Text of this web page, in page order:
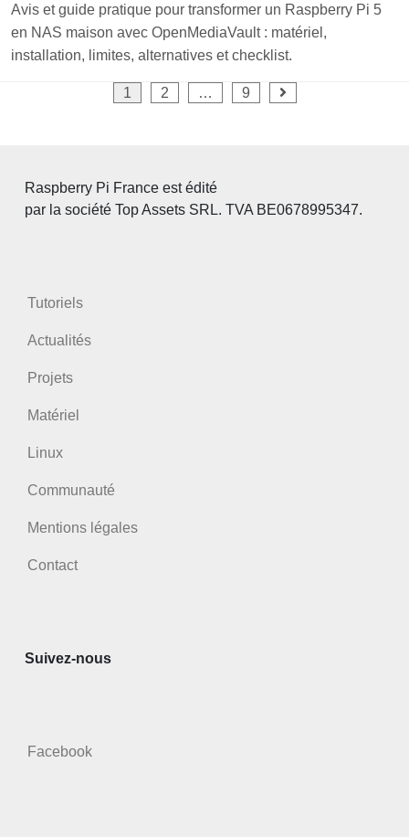
Avis et guide pratique pour transformer un Raspberry Pi 5
en NAS maison avec OpenMediaVault : matériel,
installation, limites, alternatives et checklist.
1 2 … 9
Raspberry Pi France est édité
par la société Top Assets SRL. TVA BE0678995347.
Tutoriels
Actualités
Projets
Matériel
Linux
Communauté
Mentions légales
Contact
Suivez-nous
Facebook